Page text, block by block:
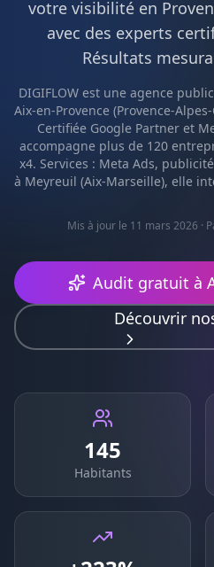
votre visibilité en
avec des experts
Résultats
DIGIFLOW est une agence
Aix-en-Provence (Provence-
Certifiée Google Partner et
accompagne plus de 120
x4. Services : Meta Ads,
à Meyreuil (Aix-Marseille), elle
Mis à jour le 11 mars 2026 ·
Audit gratuit à
Découvrir
145
Habitants